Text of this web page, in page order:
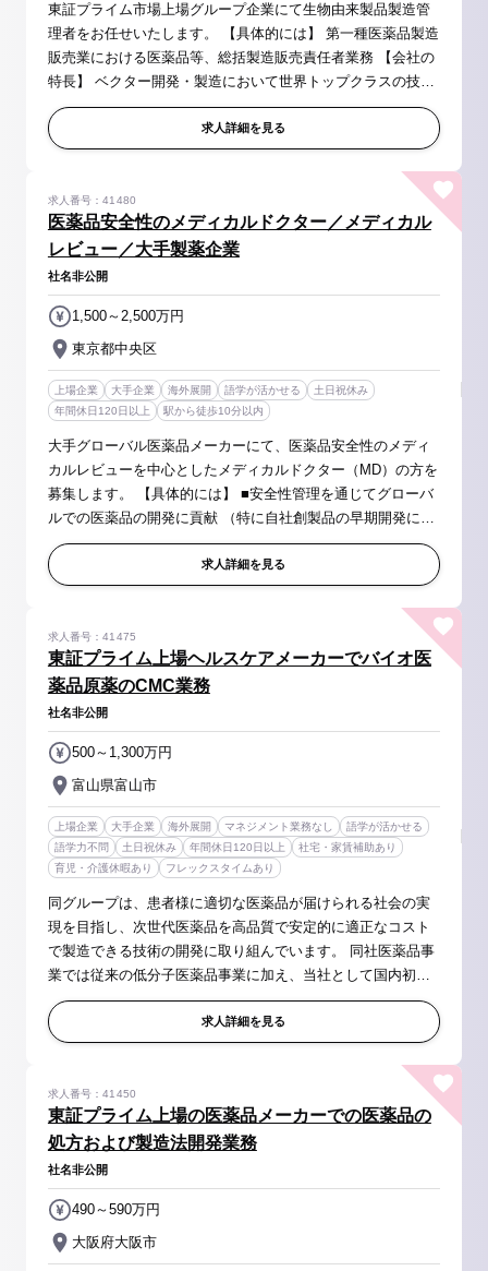
東証プライム市場上場グループ企業にて生物由来製品製造管
理者をお任せいたします。 【具体的には】 第一種医薬品製造
販売業における医薬品等、総括製造販売責任者業務 【会社の
特長】 ベクター開発・製造において世界トップクラスの技術
を有し、バイオ業界で高い評価を得ています。独自の基盤技
術は安全性と遺...
求人詳細を見る
医薬品安全性のメディカルドクター／メディカル
レビュー／大手製薬企業
求人番号：41480
社名非公開
東京都中央区
1,500～2,500万円
上場企業 大手企業 海外展開 語学が活かせる
土日祝休み
年間休日120日以上
駅から徒歩10分以内
大手グローバル医薬品メーカーにて、医薬品安全性のメディ
カルレビューを中心としたメディカルドクター（MD）の方を
募集します。 【具体的には】 ■安全性管理を通じてグローバ
ルでの医薬品の開発に貢献 （特に自社創製品の早期開発に重
点を置きます） ■安全性に関するRWDを用いた臨床研究など
の企画・実施・論文公...求人詳細を見る
東証プライム上場ヘルスケアメーカーでバイオ医
薬品原薬のCMC業務
求人番号：41475
社名非公開
富山県富山市
500～1,300万円
上場企業 大手企業 海外展開 マネジメント業務なし
語学が活かせる
語学力不問
土日祝休み 年間休日120日以上
社宅・家賃補助あり
育児・介護休暇あり
フレックスタイムあり
同グループは、患者様に適切な医薬品が届けられる社会の実
現を目指し、次世代医薬品を高品質で安定的に適正なコスト
で製造できる技術の開発に取り組んでいます。 同社医薬品事
業では従来の低分子医薬品事業に加え、当社として国内初の
バイオCDMOプラントを建設し、新規事業として推進してい
きます。事業拡大にあたり、...求人詳細を見る
東証プライム上場の医薬品メーカーでの医薬品の
処方および製造法開発業務
求人番号：41450
社名非公開
大阪府大阪市
490～590万円